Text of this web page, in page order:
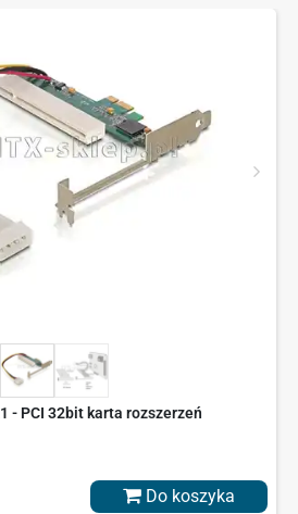
- PCI 32bit karta rozszerzeń
Do koszyka